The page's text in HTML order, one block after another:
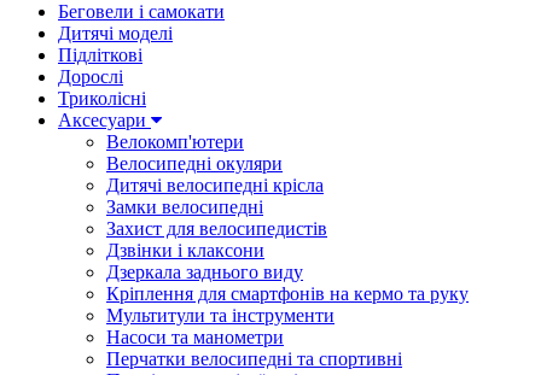
Беговели і самокати
Дитячі моделі
Підліткові
Дорослі
Триколісні
Аксесуари
Велокомп'ютери
Велосипедні окуляри
Дитячі велосипедні крісла
Замки велосипедні
Захист для велосипедистів
Дзвінки і клаксони
Дзеркала заднього виду
Кріплення для смартфонів на кермо та руку
Мультитули та інструменти
Насоси та манометри
Перчатки велосипедні та спортивні